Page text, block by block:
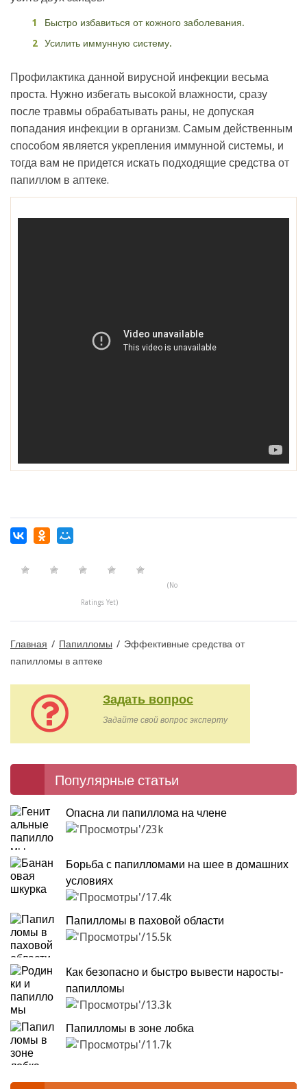
Быстро избавиться от кожного заболевания.
Усилить иммунную систему.
Профилактика данной вирусной инфекции весьма
проста. Нужно избегать высокой влажности, сразу
после травмы обрабатывать раны, не допуская
попадания инфекции в организм. Самым действенным
способом является укрепления иммунной системы, и
тогда вам не придется искать подходящие средства от
папиллом в аптеке.
(No
Ratings Yet)
Главная / Папилломы / Эффективные средства от
папилломы в аптеке
Задать вопрос
Задайте свой вопрос эксперту
Популярные статьи
Опасна ли папиллома на члене
23k
Борьба с папилломами на шее в домашних
условиях
17.4k
Папилломы в паховой области
15.5k
Как безопасно и быстро вывести наросты-
папилломы
13.3k
Папилломы в зоне лобка
11.7k